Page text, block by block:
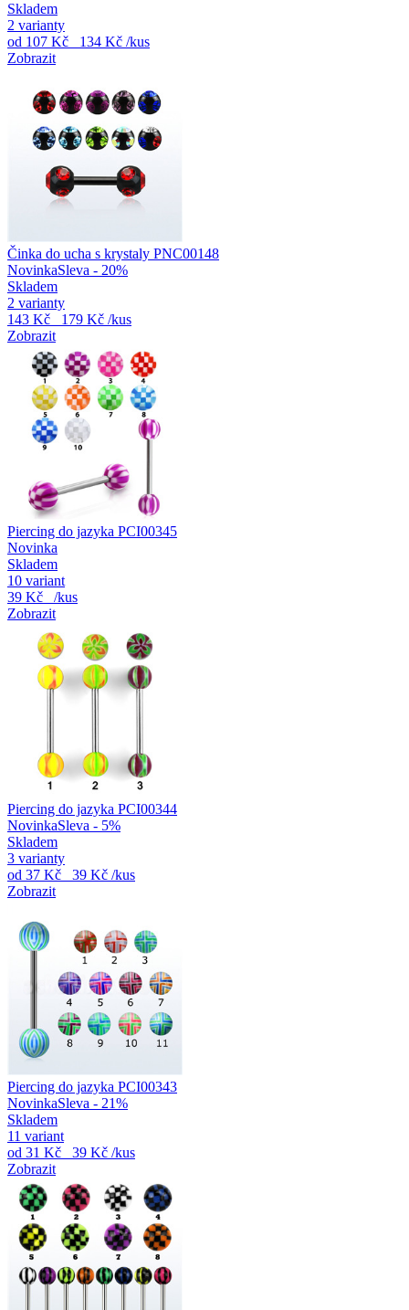
Skladem
2 varianty
od 107 Kč 134 Kč /kus
Zobrazit
Činka do ucha s krystaly PNC00148
NovinkaSleva - 20%
Skladem
2 varianty
143 Kč
179 Kč /kus
Zobrazit
Piercing do jazyka PCI00345
Novinka
Skladem
10 variant
39 Kč
/kus
Zobrazit
Piercing do jazyka PCI00344
NovinkaSleva - 5%
Skladem
3 varianty
od 37 Kč 39 Kč /kus
Zobrazit
Piercing do jazyka PCI00343
NovinkaSleva - 21%
Skladem
11 variant
od 31 Kč 39 Kč /kus
Zobrazit